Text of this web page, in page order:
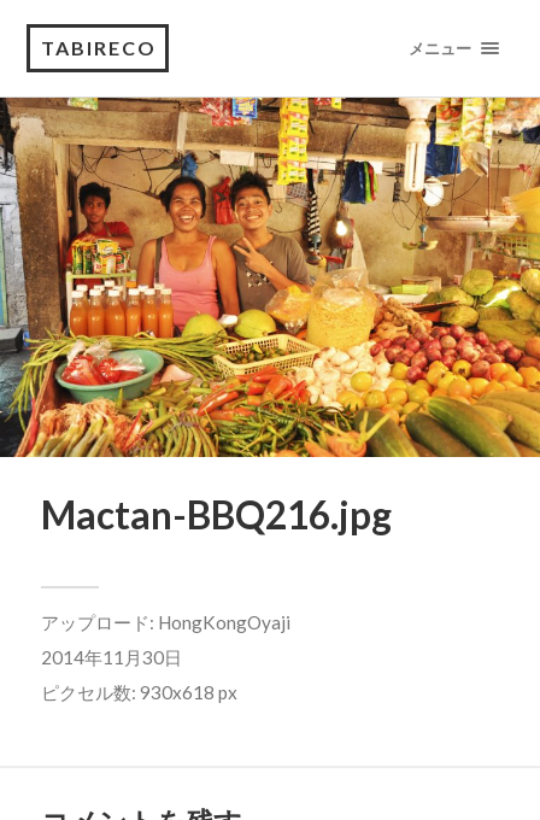
TABIRECO メニュー
Mactan-BBQ216.jpg
アップロード: HongKongOyaji
2014年11月30日
ピクセル数: 930x618 px